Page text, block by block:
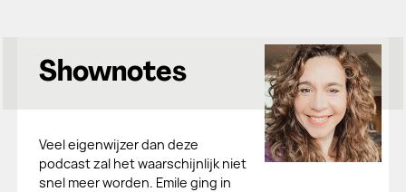
Shownotes
Veel eigenwijzer dan deze
podcast zal het waarschijnlijk niet
snel meer worden. Emile ging in